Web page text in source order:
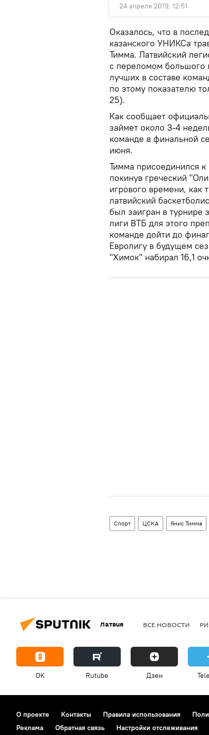
24 апреля 2019, 12:51
Оказалось, что в
казанского УНИКСа
Тимма. Латвийский
с переломом большого
лучших в составе
по этому показателю
25).
Как сообщает
займет около 3-4
команде в финальной
июня.
Тимма присоединился к
покинув греческий
игрового времени, как
латвийский
был заигран в турнире
лиги ВТБ для этого
команде дойти до
Евролигу в будущем
"Химок" набирал 16,1
Спорт ЦСКА Янис Тимма
Латвия ВСЕ НОВОСТИ
OK Rutube Дзен
О проекте Контакты Правила использования
Реклама
Обратная связь Настройки отслеживания